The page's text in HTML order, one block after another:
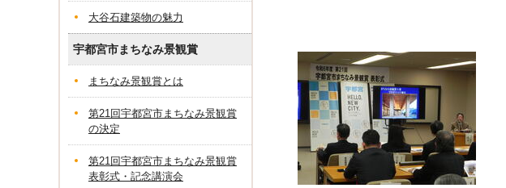
大谷石建築物の魅力
宇都宮市まちなみ景観賞
まちなみ景観賞とは
第21回宇都宮市まちなみ景観賞
の決定
第21回宇都宮市まちなみ景観賞
表彰式・記念講演会